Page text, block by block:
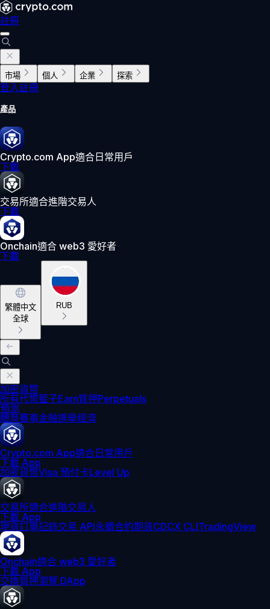
註冊
市場 個人 企業 探索
登入註冊
產品
Crypto.com App適合日常用戶
下載
交易所適合進階交易人
下載
Onchain適合 web3 愛好者
下載
繁體中文
全球
RUB
加密貨幣
所有代幣籃子Earn質押Perpetuals
預測
體育賽事金融選舉經濟
Crypto.com App適合日常用戶
下載 App
加密貨幣Visa 預付卡Level Up
交易所適合進階交易人
下載 App
現貨訂單記錄交易 API永續合約期貨CDCX CLITradingView
Onchain適合 web3 愛好者
下載 App
交換質押瀏覽 DApp